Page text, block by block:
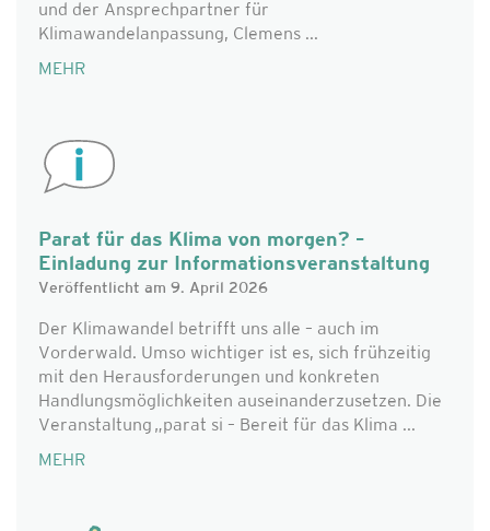
und der Ansprechpartner für
Klimawandelanpassung, Clemens ...
MEHR
Parat für das Klima von morgen? –
Einladung zur Informationsveranstaltung
Veröffentlicht am 9. April 2026
Der Klimawandel betrifft uns alle – auch im
Vorderwald. Umso wichtiger ist es, sich frühzeitig
mit den Herausforderungen und konkreten
Handlungsmöglichkeiten auseinanderzusetzen. Die
Veranstaltung „parat si – Bereit für das Klima ...
MEHR